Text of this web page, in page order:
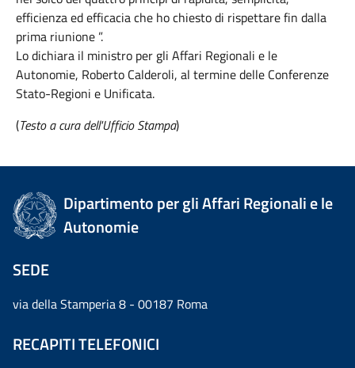
efficienza ed efficacia che ho chiesto di rispettare fin dalla
prima riunione ”.
Lo dichiara il ministro per gli Affari Regionali e le
Autonomie, Roberto Calderoli, al termine delle Conferenze
Stato-Regioni e Unificata.
(Testo a cura dell'Ufficio Stampa)
Dipartimento per gli Affari Regionali e le
Autonomie
SEDE
via della Stamperia 8 - 00187 Roma
RECAPITI TELEFONICI